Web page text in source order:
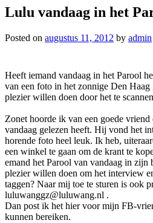
Lulu vandaag in het
Posted on augustus 11, 2012 by admin
Heeft iemand vandaag in het Parool
van een foto in het zonnige Den
plezier willen doen door het te
Zonet hoorde ik van een goede
vandaag gelezen heeft. Hij vond het
horende foto heel leuk. Ik heb,
een winkel te gaan om de krant te
emand het Parool van vandaag in zijn
plezier willen doen om het interview
taggen? Naar mij toe te sturen is ook
luluwanggz@luluwang.nl .
Dan post ik het hier voor mijn FB-
kunnen bereiken.